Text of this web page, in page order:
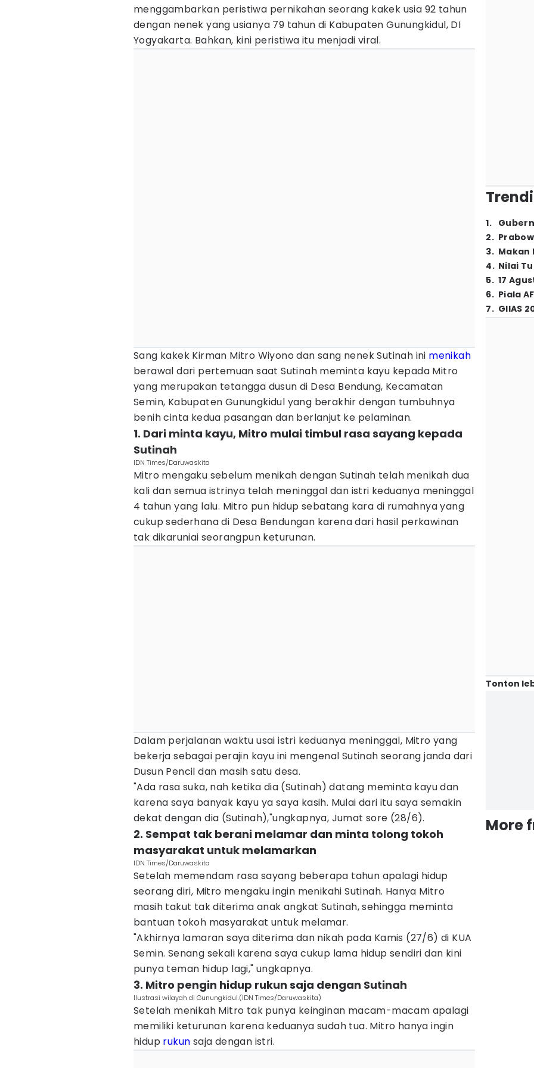
menggambarkan peristiwa pernikahan seorang kakek usia 92 tahun
dengan nenek yang usianya 79 tahun di Kabupaten Gunungkidul, DI
Yogyakarta. Bahkan, kini peristiwa itu menjadi viral.
Sang kakek Kirman Mitro Wiyono dan sang nenek Sutinah ini menikah
berawal dari pertemuan saat Sutinah meminta kayu kepada Mitro
yang merupakan tetangga dusun di Desa Bendung, Kecamatan
Semin, Kabupaten Gunungkidul yang berakhir dengan tumbuhnya
benih cinta kedua pasangan dan berlanjut ke pelaminan.
1. Dari minta kayu, Mitro mulai timbul rasa sayang kepada
Sutinah‎
IDN Times/Daruwaskita
Mitro mengaku sebelum menikah dengan Sutinah telah menikah dua
kali dan semua istrinya telah meninggal dan istri keduanya meninggal
4 tahun yang lalu. Mitro pun hidup sebatang kara di rumahnya yang
cukup sederhana di Desa Bendungan karena dari hasil perkawinan
tak dikaruniai seorangpun keturunan.
Dalam perjalanan waktu usai istri keduanya meninggal, Mitro yang
bekerja sebagai perajin kayu ini mengenal Sutinah seorang janda dari
Dusun Pencil dan masih satu desa.
"Ada rasa suka, nah ketika dia (Sutinah) datang meminta kayu dan
karena saya banyak kayu ya saya kasih. Mulai dari itu saya semakin
dekat dengan dia (Sutinah),"ungkapnya, Jumat sore (28/6).
2. Sempat tak berani melamar dan minta tolong tokoh
masyarakat untuk melamarkan‎
IDN Times/Daruwaskita
Setelah memendam rasa sayang beberapa tahun apalagi hidup
seorang diri, Mitro mengaku ingin menikahi Sutinah. Hanya Mitro
masih takut tak diterima anak angkat Sutinah, sehingga meminta
bantuan tokoh masyarakat untuk melamar.
"Akhirnya lamaran saya diterima dan nikah pada Kamis (27/6) di KUA
Semin. Senang sekali karena saya cukup lama hidup sendiri dan kini
punya teman hidup lagi," ungkapnya.
3. Mitro pengin hidup rukun saja dengan Sutinah‎
Ilustrasi wilayah di Gunungkidul.(IDN Times/Daruwaskita)
Setelah menikah Mitro tak punya keinginan macam-macam apalagi
memiliki keturunan karena keduanya sudah tua. Mitro hanya ingin
hidup rukun saja dengan istri.
1.
2.
3. Makan
4. Nilai
5. 17
6. Piala
7. GIIAS
Tonton
More